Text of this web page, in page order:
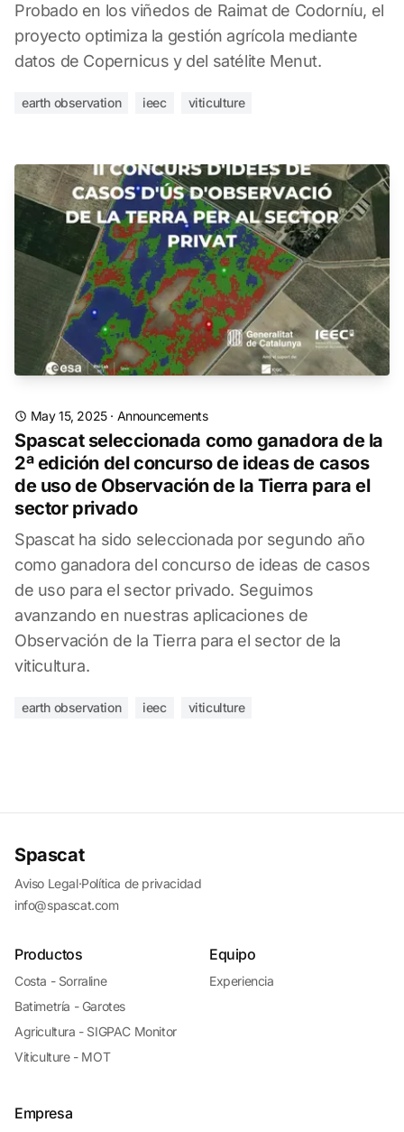
Probado en los viñedos de Raimat de Codorníu, el
proyecto optimiza la gestión agrícola mediante
datos de Copernicus y del satélite Menut.
earth observation ieec viticulture
May 15, 2025· Announcements
Spascat seleccionada como ganadora de la
2ª edición del concurso de ideas de casos
de uso de Observación de la Tierra para el
sector privado
Spascat ha sido seleccionada por segundo año
como ganadora del concurso de ideas de casos
de uso para el sector privado. Seguimos
avanzando en nuestras aplicaciones de
Observación de la Tierra para el sector de la
viticultura.
earth observation ieec viticulture
Spascat
Aviso Legal·Política de privacidad
info@spascat.com
Productos
Costa - Sorraline
Batimetría - Garotes
Agricultura - SIGPAC Monitor
Viticulture - MOT
Equipo
Experiencia
Empresa